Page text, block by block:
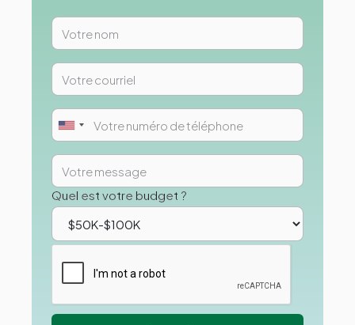
Quel est votre budget ?